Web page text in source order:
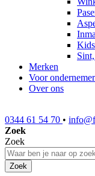
Kids
Merken
Voor
Over ons
0344 61 54 70 •
Zoek
Zoek
Zoek